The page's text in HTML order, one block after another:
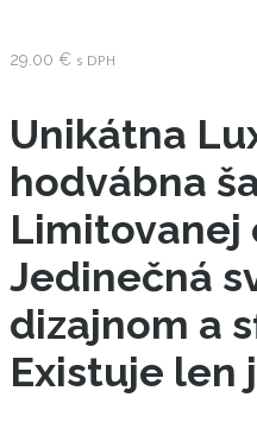
29.00 € s DPH
Unikátna
hodvábna
Limitovanej
Jedinečná
dizajnom a
Existuje len